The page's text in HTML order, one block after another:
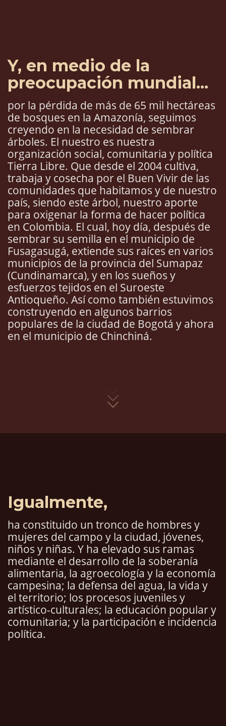
Y, en medio de la
preocupación mundial...
por la pérdida de más de 65 mil hectáreas
de bosques en la Amazonía, seguimos
creyendo en la necesidad de sembrar
árboles. El nuestro es nuestra
organización social, comunitaria y política
Tierra Libre. Que desde el 2004 cultiva,
trabaja y cosecha por el Buen Vivir de las
comunidades que habitamos y de nuestro
país, siendo este árbol, nuestro aporte
para oxigenar la forma de hacer política
en Colombia. El cual, hoy día, después de
sembrar su semilla en el municipio de
Fusagasugá, extiende sus raíces en varios
municipios de la provincia del Sumapaz
(Cundinamarca), y en los sueños y
esfuerzos tejidos en el Suroeste
Antioqueño. Así como también estuvimos
construyendo en algunos barrios
populares de la ciudad de Bogotá y ahora
en el municipio de Chinchiná.
Igualmente,
ha constituido un tronco de hombres y
mujeres del campo y la ciudad, jóvenes,
niños y niñas. Y ha elevado sus ramas
mediante el desarrollo de la soberanía
alimentaria, la agroecología y la economía
campesina; la defensa del agua, la vida y
el territorio; los procesos juveniles y
artístico-culturales; la educación popular y
comunitaria; y la participación e incidencia
política.